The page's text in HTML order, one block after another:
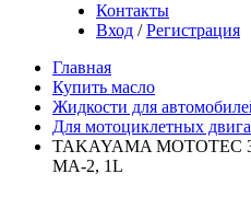
Контакты
Вход / Регистрация
Главная
Купить масло
Жидкости для
Для мотоциклетных
TAKAYAMA MOTOTEC
MA-2, 1L